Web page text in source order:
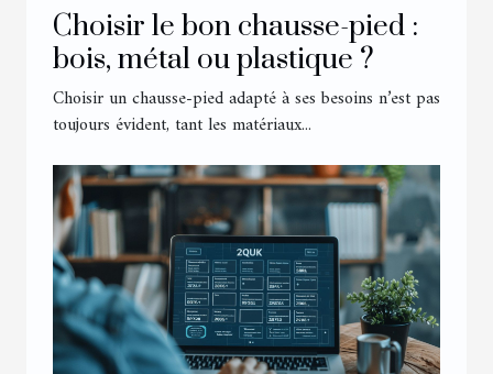
Choisir le bon chausse-pied :
bois, métal ou plastique ?
Choisir un chausse-pied adapté à ses besoins n’est pas
toujours évident, tant les matériaux...